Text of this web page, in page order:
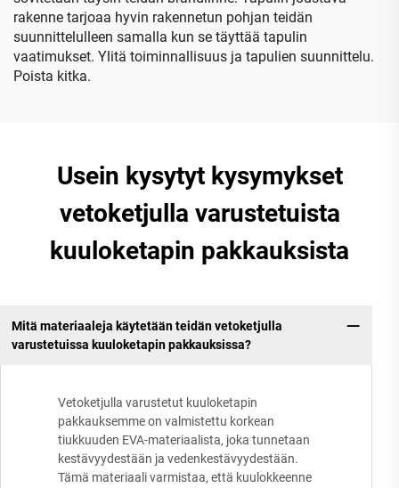
rakenne tarjoaa hyvin rakennetun pohjan teidän
suunnittelulleen samalla kun se täyttää tapulin
vaatimukset. Ylitä toiminnallisuus ja tapulien suunnittelu.
Poista kitka.
Usein kysytyt kysymykset
vetoketjulla varustetuista
kuuloketapin pakkauksista
Mitä materiaaleja käytetään teidän vetoketjulla
varustetuissa kuuloketapin pakkauksissa?
Vetoketjulla varustetut kuuloketapin
pakkauksemme on valmistettu korkean
tiukkuuden EVA-materiaalista, joka tunnetaan
kestävyydestään ja vedenkestävyydestään.
Tämä materiaali varmistaa, että kuulokkeenne